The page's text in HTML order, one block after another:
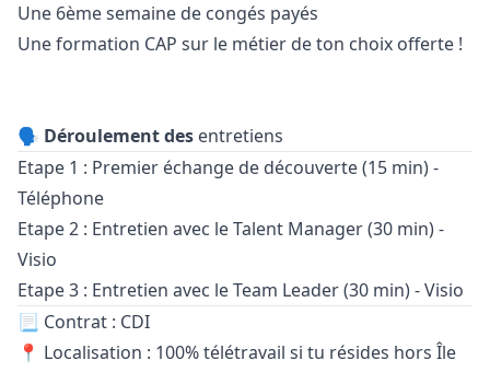
Une 6ème semaine de congés payés
Une formation CAP sur le métier de ton choix offerte !
🗣️ Déroulementdes entretiens
Etape 1 : Premier échange de découverte (15 min) -
Téléphone
Etape 2 : Entretien avec le Talent Manager(30 min) -
Visio
Etape 3 : Entretien avec le Team Leader (30 min) - Visio
📃 Contrat : CDI
📍 Localisation : 100% télétravail si tu résides hors Île